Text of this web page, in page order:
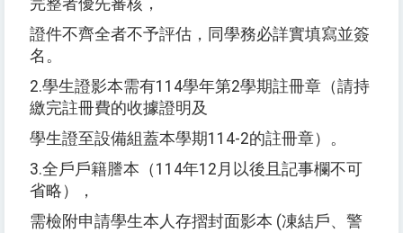
完整者優先審核，
證件不齊全者不予評估，同學務必詳實填寫並簽
名。
2.學生證影本需有114學年第2學期註冊章（請持
繳完註冊費的收據證明及
學生證至設備組蓋本學期114-2的註冊章）。
3.全戶戶籍謄本（114年12月以後且記事欄不可
省略），
需檢附申請學生本人存摺封面影本 (凍結戶、警